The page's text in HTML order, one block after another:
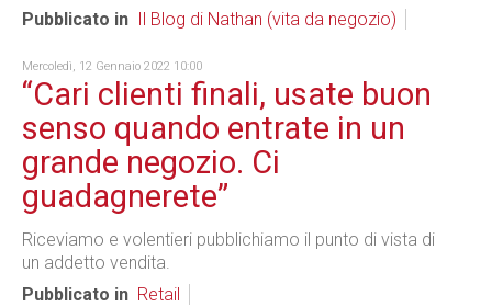
Pubblicato in
Il Blog di Nathan (vita da negozio)
Mercoledì, 12 Gennaio 2022 10:00
“Cari clienti finali, usate buon
senso quando entrate in un
grande negozio. Ci
guadagnerete”
Riceviamo e volentieri pubblichiamo il punto di vista di
un addetto vendita.
Pubblicato in Retail